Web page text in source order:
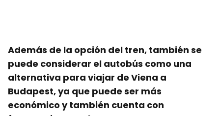
Además de la opción del tren, también se
puede considerar el autobús como una
alternativa para viajar de Viena a
Budapest, ya que puede ser más
económico y también cuenta con